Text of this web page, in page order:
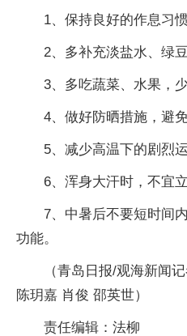
1、保持良好的作息习
2、多补充淡盐水、绿
3、多吃蔬菜、水果，
4、做好防晒措施，避
5、减少高温下的剧烈
6、浑身大汗时，不宜
7、中暑后不要短时间
功能。
（青岛日报/观海新闻
陈玥嘉 肖俊 邵英世）
责任编辑：法柳